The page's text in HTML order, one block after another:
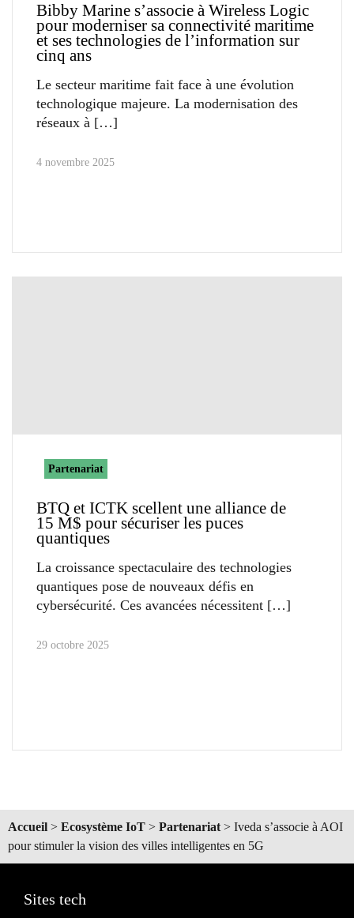
Bibby Marine s’associe à Wireless Logic
pour moderniser sa connectivité maritime
et ses technologies de l’information sur
cinq ans
Le secteur maritime fait face à une évolution
technologique majeure. La modernisation des
réseaux à
4 novembre 2025
Partenariat
BTQ et ICTK scellent une alliance de
15 M$ pour sécuriser les puces
quantiques
La croissance spectaculaire des technologies
quantiques pose de nouveaux défis en
cybersécurité. Ces avancées nécessitent
29 octobre 2025
Accueil > Ecosystème IoT > Partenariat > Iveda s’associe à AOI
pour stimuler la vision des villes intelligentes en 5G
Sites tech